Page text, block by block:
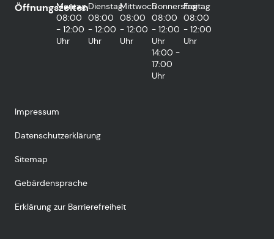
Öffnungszeiten
Montag
08:00
- 12:00
Uhr
Dienstag
08:00
- 12:00
Uhr
Mittwoch
08:00
- 12:00
Uhr
Donnerstag
08:00
- 12:00
Uhr
14:00 -
17:00
Uhr
Freitag
08:00
- 12:00
Uhr
Impressum
Datenschutzerklärung
Sitemap
Gebärdensprache
Erklärung zur Barrierefreiheit